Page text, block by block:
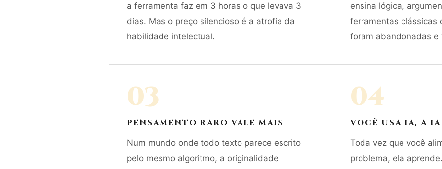
a ferramenta faz em 3 horas o que levava 3
dias. Mas o preço silencioso é a atrofia da
habilidade intelectual.
ensina lógica,
ferramentas clássicas
foram abandonadas e
03
PENSAMENTO RARO VALE MAIS
Num mundo onde todo texto parece escrito
pelo mesmo algoritmo, a originalidade
04
VOCÊ USA IA, A
Toda vez que você
problema, ela